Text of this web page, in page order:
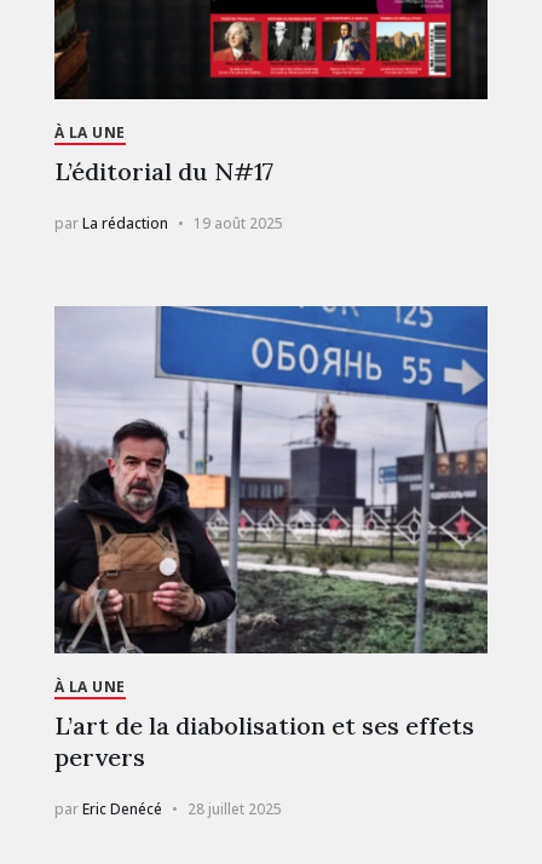
À LA UNE
L’éditorial du N#17
parLa rédaction 19 août 2025
À LA UNE
L’art de la diabolisation et ses effets
pervers
parEric Denécé 28 juillet 2025